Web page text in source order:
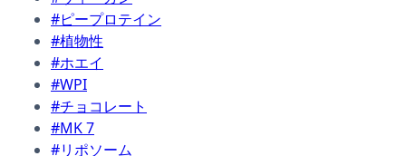
#ピープロテイン
#植物性
#ホエイ
#WPI
#チョコレート
#MK 7
#リポソーム